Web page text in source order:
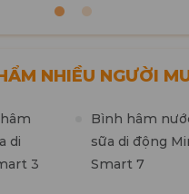
NHIỀU NGƯỜI
di
3
Bình hâm
sữa di động
Smart 7